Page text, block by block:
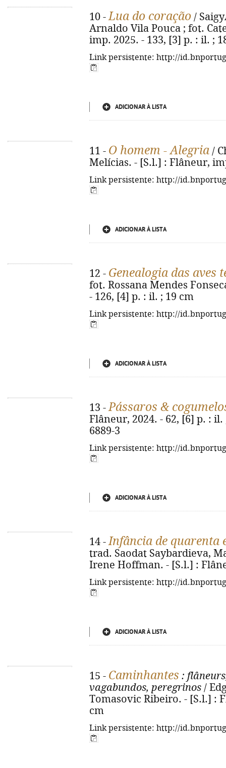
10 -Lua do coração /
Arnaldo Vila Pouca ; fot.
imp. 2025. - 133, [3] p. : il. ;
Link persistente: http://
ADICIONAR À LISTA
11 - O homem - Alegria /
Melícias. - [S.l.] : Flâneur,
Link persistente: http://
ADICIONAR À LISTA
12 - Genealogia das aves
fot. Rossana Mendes
- 126, [4] p. : il. ; 19 cm
Link persistente: http://
ADICIONAR À LISTA
13 -Pássaros &
Flâneur, 2024. - 62, [6] p. : il.
6889-3
Link persistente: http://
ADICIONAR À LISTA
14 -Infância de quarenta
trad. Saodat Saybardieva,
Irene Hoffman. - [S.l.] :
Link persistente: http://
ADICIONAR À LISTA
15 - Caminhantes :
vagabundos, peregrinos /
Tomasovic Ribeiro. - [S.l.] :
cm
Link persistente: http://